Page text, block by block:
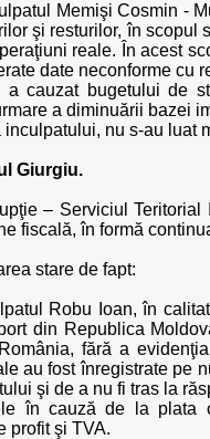
Memişi Cosmin -
şi resturilor, în
reale. În acest
date neconforme cu
a cauzat bugetului de
a diminuării bazei
nu s-au
Giurgiu.
– Serviciul
fiscală, în formă
stare de fapt:
Robu Ioan, în
din Republica
fără a
au fost înregistrate
şi de a nu fi tras la
în cauză de la
profit şi TVA.